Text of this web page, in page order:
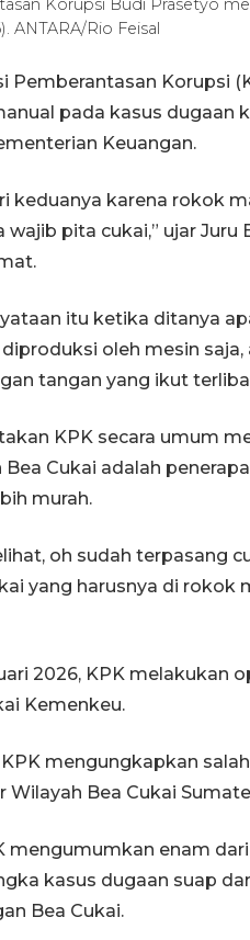
Korupsi Budi Prasetyo
ANTARA/Rio Feisal
Pemberantasan Korupsi
pada kasus dugaan
Keuangan.
keduanya karena rokok
wajib pita cukai,” ujar Juru
itu ketika ditanya
oleh mesin
tangan yang ikut
KPK secara umum
Cukai adalah
murah.
oh sudah terpasang
yang harusnya di
2026, KPK melakukan
Kemenkeu.
mengungkapkan
Wilayah Bea Cukai
mengumumkan enam
kasus dugaan suap
Bea Cukai.